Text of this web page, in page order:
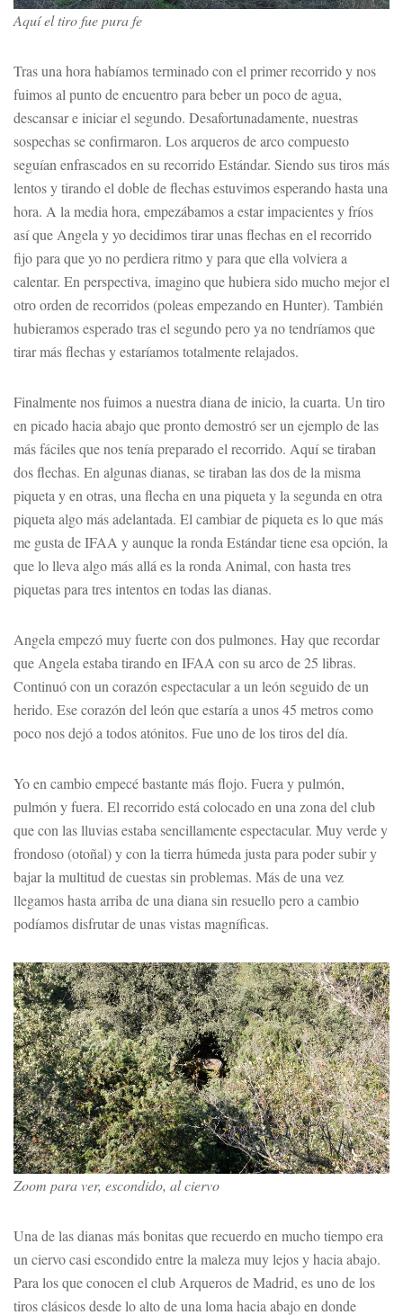
Aquí el tiro fue pura fe
Tras una hora habíamos terminado con el primer recorrido y nos
fuimos al punto de encuentro para beber un poco de agua,
descansar e iniciar el segundo. Desafortunadamente, nuestras
sospechas se confirmaron. Los arqueros de arco compuesto
seguían enfrascados en su recorrido Estándar. Siendo sus tiros más
lentos y tirando el doble de flechas estuvimos esperando hasta una
hora. A la media hora, empezábamos a estar impacientes y fríos
así que Angela y yo decidimos tirar unas flechas en el recorrido
fijo para que yo no perdiera ritmo y para que ella volviera a
calentar. En perspectiva, imagino que hubiera sido mucho mejor el
otro orden de recorridos (poleas empezando en Hunter). También
hubieramos esperado tras el segundo pero ya no tendríamos que
tirar más flechas y estaríamos totalmente relajados.
Finalmente nos fuimos a nuestra diana de inicio, la cuarta. Un tiro
en picado hacia abajo que pronto demostró ser un ejemplo de las
más fáciles que nos tenía preparado el recorrido. Aquí se tiraban
dos flechas. En algunas dianas, se tiraban las dos de la misma
piqueta y en otras, una flecha en una piqueta y la segunda en otra
piqueta algo más adelantada. El cambiar de piqueta es lo que más
me gusta de IFAA y aunque la ronda Estándar tiene esa opción, la
que lo lleva algo más allá es la ronda Animal, con hasta tres
piquetas para tres intentos en todas las dianas.
Angela empezó muy fuerte con dos pulmones. Hay que recordar
que Angela estaba tirando en IFAA con su arco de 25 libras.
Continuó con un corazón espectacular a un león seguido de un
herido. Ese corazón del león que estaría a unos 45 metros como
poco nos dejó a todos atónitos. Fue uno de los tiros del día.
Yo en cambio empecé bastante más flojo. Fuera y pulmón,
pulmón y fuera. El recorrido está colocado en una zona del club
que con las lluvias estaba sencillamente espectacular. Muy verde y
frondoso (otoñal) y con la tierra húmeda justa para poder subir y
bajar la multitud de cuestas sin problemas. Más de una vez
llegamos hasta arriba de una diana sin resuello pero a cambio
podíamos disfrutar de unas vistas magníficas.
Zoom para ver, escondido, al ciervo
Una de las dianas más bonitas que recuerdo en mucho tiempo era
un ciervo casi escondido entre la maleza muy lejos y hacia abajo.
Para los que conocen el club Arqueros de Madrid, es uno de los
tiros clásicos desde lo alto de una loma hacia abajo en donde